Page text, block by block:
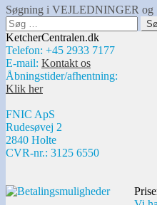
Søgning i VEJLEDNINGER og
Søg
efter:
KetcherCentralen.dk
Telefon: +45 2933 7177
E-mail: Kontakt os
Åbningstider/afhentning:
Klik her
FNIC ApS
Rudesøvej 2
2840 Holte
CVR-nr.: 3125 6550